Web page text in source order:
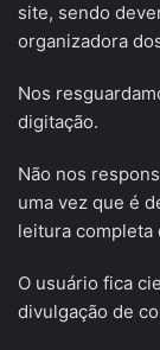
site, sendo
organizadora
Nos
digitação.
Não nos
uma vez que é
leitura completa
O usuário fica
divulgação de